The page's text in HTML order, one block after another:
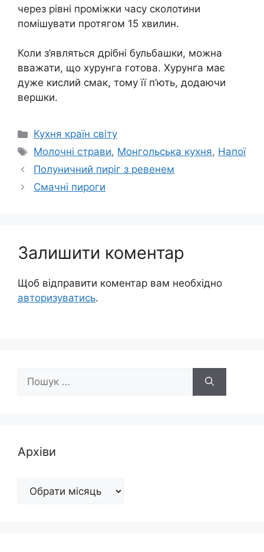
через рівні проміжки часу сколотини
помішувати протягом 15 хвилин.
Коли з’являться дрібні бульбашки, можна
вважати, що хурунга готова. Хурунга має
дуже кислий смак, тому її п’ють, додаючи
вершки.
Категорії
Кухня країн світу
Позначки
Молочні страви, Монгольська кухня, Напої
Полуничний пиріг з ревенем
Смачні пироги
Залишити коментар
Щоб відправити коментар вам необхідно
авторизуватись.
Архіви
Архіви